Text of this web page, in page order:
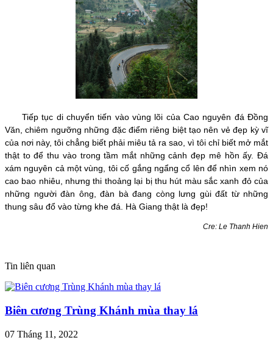
Tiếp tục di chuyển tiến vào vùng lõi của Cao nguyên đá Đồng
Văn, chiêm ngưỡng những đặc điểm riêng biệt tạo nên vẻ đẹp kỳ vĩ
của nơi này, tôi chẳng biết phải miêu tả ra sao, vì tôi chỉ biết mở mắt
thật to để thu vào trong tầm mắt những cảnh đẹp mê hồn ấy. Đá
xám nguyên cả một vùng, tôi cố gắng ngẩng cổ lên để nhìn xem nó
cao bao nhiêu, nhưng thi thoảng lại bị thu hút màu sắc xanh đỏ của
những người đàn ông, đàn bà đang còng lưng gùi đất từ những
thung sâu đổ vào từng khe đá. Hà Giang thật là đẹp!
Cre: Le Thanh Hien
Tin liên quan
Biên cương Trùng Khánh mùa thay lá
07 Tháng 11, 2022